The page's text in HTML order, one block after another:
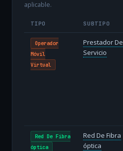
aplicable.
TIPO SUBTIPO
Operador
Móvil
Virtual
Prestador De
Servicio
Red De Fibra
óptica
Red De Fibra
óptica